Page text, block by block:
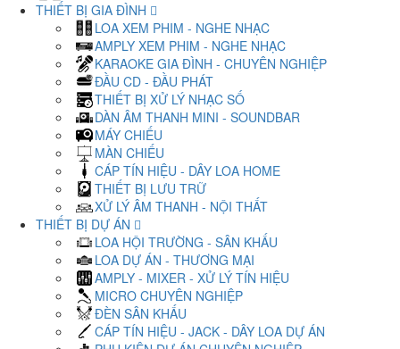
THIẾT BỊ GIA ĐÌNH
LOA XEM PHIM - NGHE NHẠC
AMPLY XEM PHIM - NGHE NHẠC
KARAOKE GIA ĐÌNH - CHUYÊN NGHIỆP
ĐẦU CD - ĐẦU PHÁT
THIẾT BỊ XỬ LÝ NHẠC SỐ
DÀN ÂM THANH MINI - SOUNDBAR
MÁY CHIẾU
MÀN CHIẾU
CÁP TÍN HIỆU - DÂY LOA HOME
THIẾT BỊ LƯU TRỮ
XỬ LÝ ÂM THANH - NỘI THẤT
THIẾT BỊ DỰ ÁN
LOA HỘI TRƯỜNG - SÂN KHẤU
LOA DỰ ÁN - THƯƠNG MẠI
AMPLY - MIXER - XỬ LÝ TÍN HIỆU
MICRO CHUYÊN NGHIỆP
ĐÈN SÂN KHẤU
CÁP TÍN HIỆU - JACK - DÂY LOA DỰ ÁN